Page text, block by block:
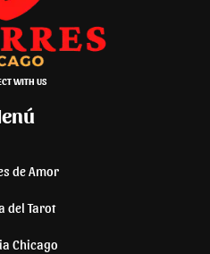
WITH US
de Amor
del Tarot
Chicago